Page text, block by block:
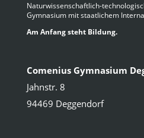
Naturwissenschaftlich-
Gymnasium mit staatlichem
Am Anfang steht Bildung.
Comenius Gymnasium
Jahnstr. 8
94469 Deggendorf